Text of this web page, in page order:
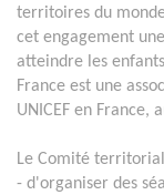
territoires du
cet engagement
atteindre les
France est une
UNICEF en France,
Le Comité
- d'organiser des